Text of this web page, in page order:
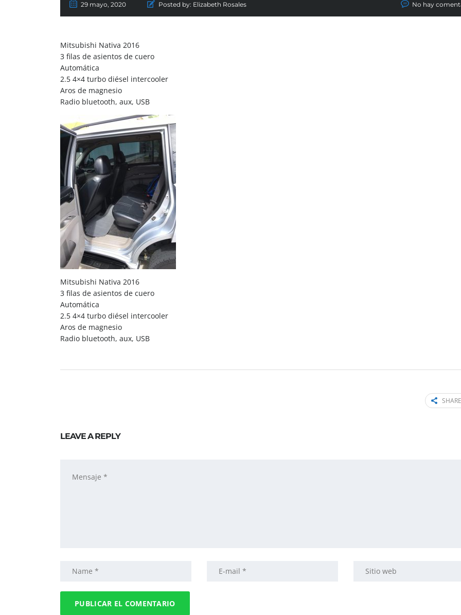
29 mayo, 2020 Posted by: Elizabeth Rosales No hay
Mitsubishi Nativa 2016
3 filas de asientos de cuero
Automática
2.5 4×4 turbo diésel intercooler
Aros de magnesio
Radio bluetooth, aux, USB
Mitsubishi Nativa 2016
3 filas de asientos de cuero
Automática
2.5 4×4 turbo diésel intercooler
Aros de magnesio
Radio bluetooth, aux, USB
LEAVE A REPLY